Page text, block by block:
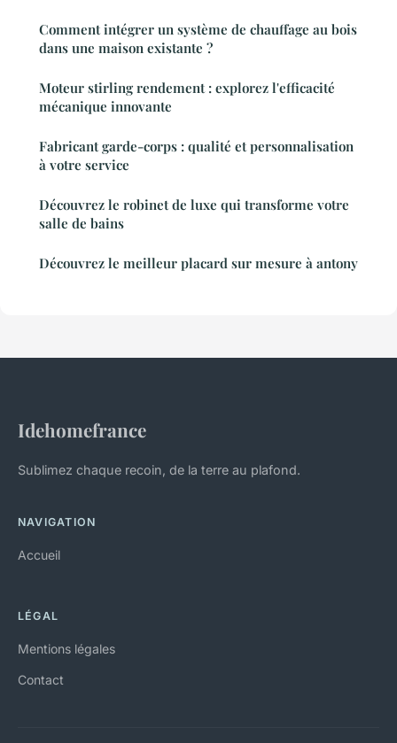
Comment intégrer un système de chauffage au bois
dans une maison existante ?
Moteur stirling rendement : explorez l'efficacité
mécanique innovante
Fabricant garde-corps : qualité et personnalisation
à votre service
Découvrez le robinet de luxe qui transforme votre
salle de bains
Découvrez le meilleur placard sur mesure à antony
Idehomefrance
Sublimez chaque recoin, de la terre au plafond.
NAVIGATION
Accueil
LÉGAL
Mentions légales
Contact